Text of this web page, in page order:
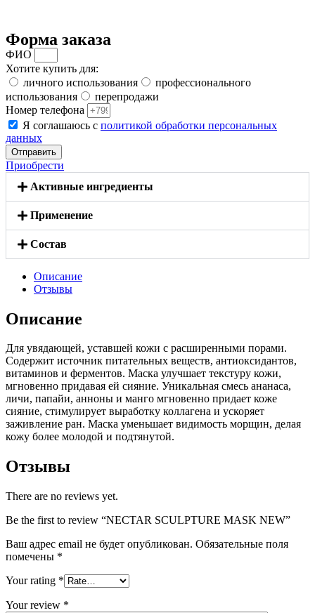
Форма заказа
ФИО
Хотите купить для:
личного использования
профессионального
использования
перепродажи
Номер телефона
Я соглашаюсь с политикой обработки персональных
данных
Отправить
Приобрести
Активные ингредиенты
Применение
Состав
Описание
Отзывы
Описание
Для увядающей, уставшей кожи с расширенными порами.
Содержит источник питательных веществ, антиоксидантов,
витаминов и ферментов. Маска улучшает текстуру кожи,
мгновенно придавая ей сияние. Уникальная смесь ананаса,
личи, папайи, анноны и манго мгновенно придает коже
сияние, стимулирует выработку коллагена и ускоряет
заживление ран. Маска уменьшает видимость морщин, делая
кожу более молодой и подтянутой.
Отзывы
There are no reviews yet.
Be the first to review “NECTAR SCULPTURE MASK NEW”
Ваш адрес email не будет опубликован. Обязательные поля
помечены *
Your rating *
Your review *